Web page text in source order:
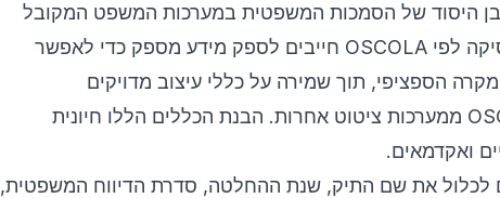
היסוד של הסמכות המשפטית במערכות המשפט המקובל
בבריטניה. ציטוטי פסיקה לפי OSCOLA חייבים לספק מידע מספק כדי לאפשר
הספציפי, תוך שמירה על כללי עיצוב מדויקים
המבדילים את OSCOLA ממערכות ציטוט אחרות. הבנת הכללים הללו חיונית
ואקדמאים.
לכלול את שם התיק, שנת ההחלטה, סדרת הדיווח המשפטית,